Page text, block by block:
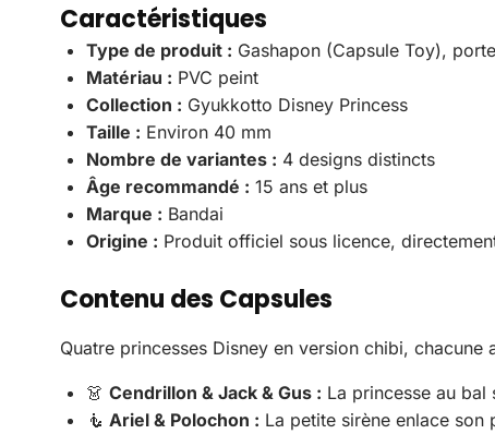
Caractéristiques
Type de produit : Gashapon (Capsule Toy),
Matériau : PVC peint
Collection : Gyukkotto Disney Princess
Taille : Environ 40 mm
Nombre de variantes : 4 designs distincts
Âge recommandé : 15 ans et plus
Marque : Bandai
Origine : Produit officiel sous licence,
Contenu des Capsules
Quatre princesses Disney en version chibi, chacune
👗 Cendrillon & Jack & Gus : La princesse au
🧜 Ariel & Polochon : La petite sirène enlace